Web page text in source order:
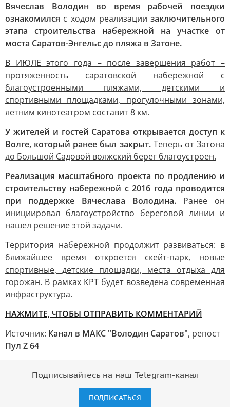
Вячеслав Володин во время рабочей поездки
ознакомился с ходом реализации заключительного
этапа строительства набережной на участке от
моста Саратов-Энгельс до пляжа в Затоне.
В ИЮЛЕ этого года – после завершения работ –
протяженность саратовской набережной с
благоустроенными пляжами, детскими и
спортивными площадками, прогулочными зонами,
летним кинотеатром составит 8 км.
У жителей и гостей Саратова открывается доступ к
Волге, который ранее был закрыт. Теперь от Затона
до Большой Садовой волжский берег благоустроен.
Реализация масштабного проекта по продлению и
строительству набережной с 2016 года проводится
при поддержке Вячеслава Володина. Ранее он
инициировал благоустройство береговой линии и
нашел решение этой задачи.
Территория набережной продолжит развиваться: в
ближайшее время откроется скейт-парк, новые
спортивные, детские площадки, места отдыха для
горожан. В рамках КРТ будет возведена современная
инфраструктура.
НАЖМИТЕ, ЧТОБЫ ОТПРАВИТЬ КОММЕНТАРИЙ
Источник: Канал в МАКС "Володин Саратов", репост
Пул Z 64
Подписывайтесь на наш Telegram-канал
ПОДПИСАТЬСЯ